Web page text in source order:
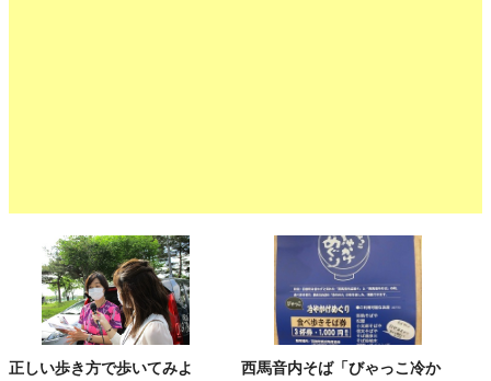
正しい歩き方で歩いてみよ
西馬音内そば「びゃっこ冷か